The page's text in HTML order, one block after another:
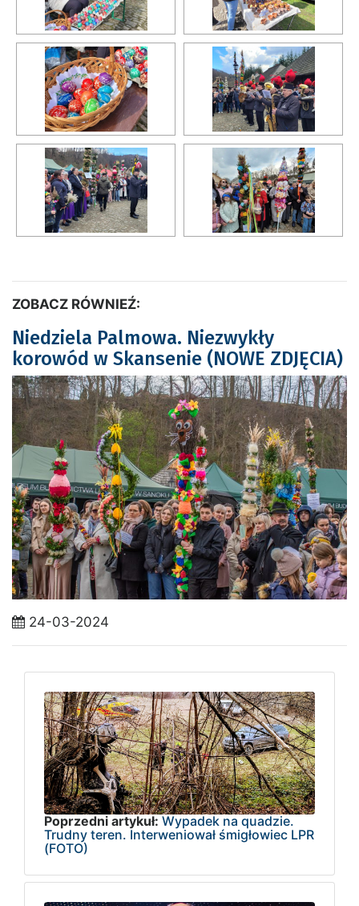
ZOBACZ RÓWNIEŹ:
Niedziela Palmowa. Niezwykły
korowód w Skansenie (NOWE ZDJĘCIA)
24-03-2024
Poprzedni artykuł: Wypadek na quadzie.
Trudny teren. Interweniował śmigłowiec LPR
(FOTO)